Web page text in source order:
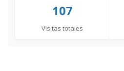
107
Visitas totales